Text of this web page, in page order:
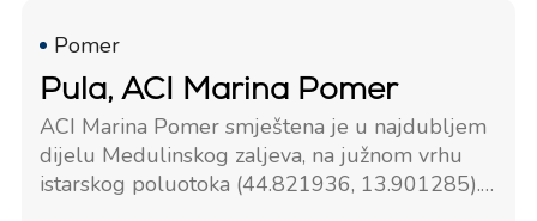
Pomer
Pula, ACI Marina Pomer
ACI Marina Pomer smještena je u najdubljem
dijelu Medulinskog zaljeva, na južnom vrhu
istarskog poluotoka (44.821936, 13.901285).